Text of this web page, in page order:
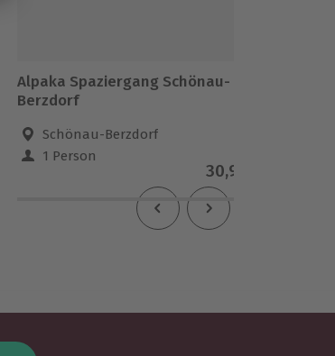
Alpaka Spaziergang Schönau-
Berzdorf
Schönau-Berzdorf
1 Person
30,90 €